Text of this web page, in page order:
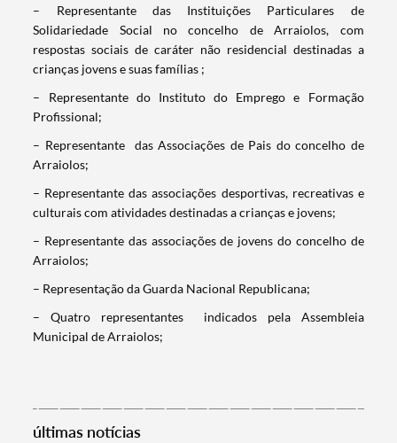
Termo de Pesquisa
– Representante das Instituições Particulares de
Solidariedade Social no concelho de Arraiolos, com
respostas sociais de caráter não residencial destinadas a
crianças jovens e suas famílias ;
– Representante do Instituto do Emprego e Formação
Profissional;
– Representante das Associações de Pais do concelho de
Arraiolos;
– Representante das associações desportivas, recreativas e
culturais com atividades destinadas a crianças e jovens;
– Representante das associações de jovens do concelho de
Arraiolos;
– Representação da Guarda Nacional Republicana;
– Quatro representantes indicados pela Assembleia
Municipal de Arraiolos;
últimas notícias